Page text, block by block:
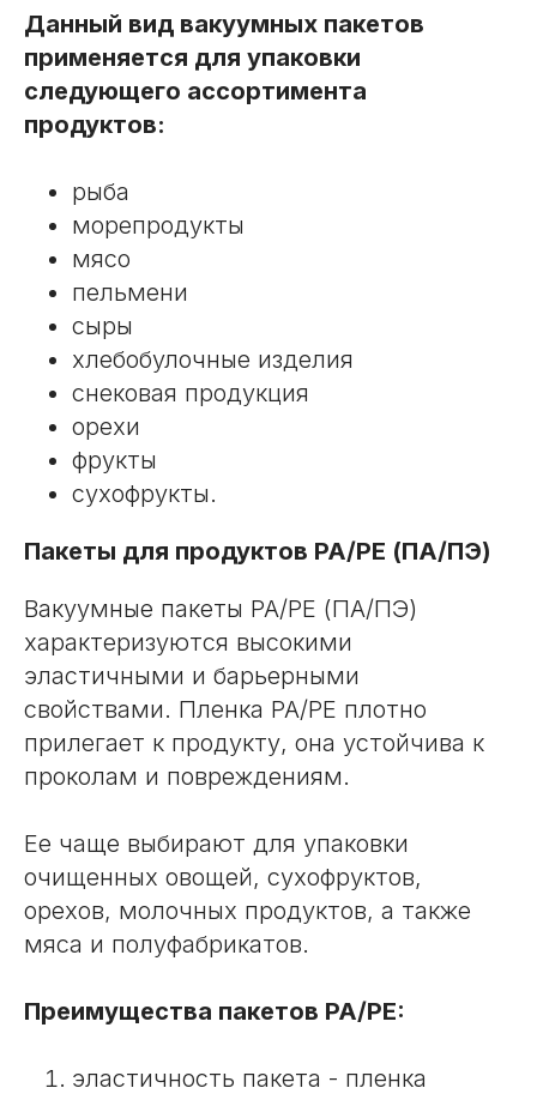
Данный вид вакуумных пакетов
применяется для упаковки
следующего ассортимента
продуктов:
рыба
морепродукты
мясо
пельмени
сыры
хлебобулочные изделия
снековая продукция
орехи
фрукты
сухофрукты.
Пакеты для продуктов PA/PE (ПА/ПЭ)
Вакуумные пакеты PA/PE (ПА/ПЭ)
характеризуются высокими
эластичными и барьерными
свойствами. Пленка PA/PE плотно
прилегает к продукту, она устойчива к
проколам и повреждениям.
Ее чаще выбирают для упаковки
очищенных овощей, сухофруктов,
орехов, молочных продуктов, а также
мяса и полуфабрикатов.
Преимущества пакетов PA/PE:
эластичность пакета - пленка